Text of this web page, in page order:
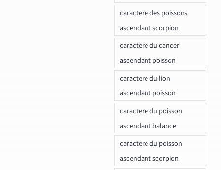
caractere des poissons
ascendant scorpion
caractere du cancer
ascendant poisson
caractere du lion
ascendant poisson
caractere du poisson
ascendant balance
caractere du poisson
ascendant scorpion